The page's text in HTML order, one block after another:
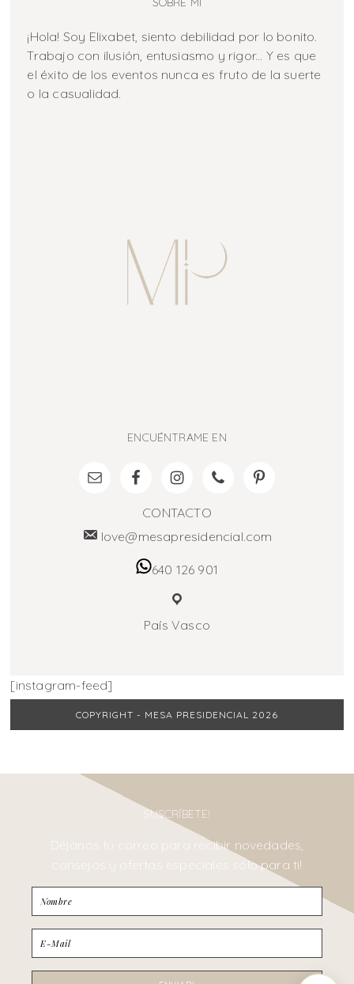
¡Hola! Soy Elixabet, siento debilidad por lo bonito.
Trabajo con ilusión, entusiasmo y rigor... Y es que
el éxito de los eventos nunca es fruto de la suerte
o la casualidad.
ENCUÉNTRAME EN
CONTACTO
love@mesapresidencial.com
640 126 901
País Vasco
[instagram-feed]
COPYRIGHT - MESA PRESIDENCIAL 2026
SUSCRÍBETE!
Déjanos tu correo para recibir novedades,
consejos y ofertas especiales sólo para ti!